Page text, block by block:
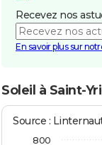
Recevez nos
En savoir plus sur
Soleil à Saint-
Source :
800